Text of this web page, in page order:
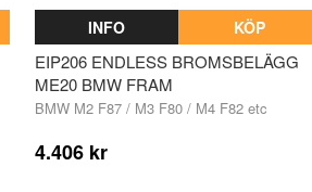
INFO KÖP
EIP206 ENDLESS BROMSBELÄGG
ME20 BMW FRAM
BMW M2 F87 / M3 F80 / M4 F82 etc
4.406 kr